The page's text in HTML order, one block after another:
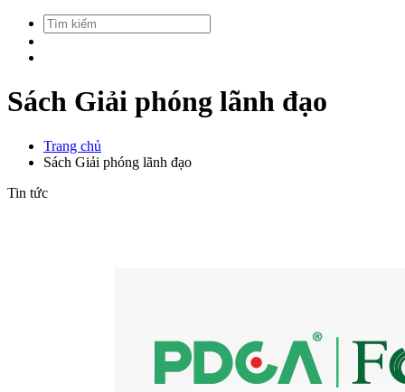
Sách Giải phóng lãnh đạo
Trang chủ
Sách Giải phóng lãnh đạo
Tin tức